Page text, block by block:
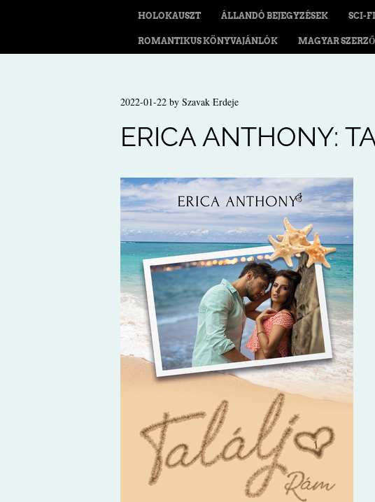
HOLOKAUSZT ÁLLANDÓ BEJEGYZÉSEK SCI-FI
ROMANTIKUS KÖNYVAJÁNLÓK MAGYAR
2022-01-22 by Szavak Erdeje
ERICA ANTHONY: